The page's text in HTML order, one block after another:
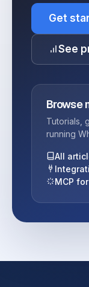
Get
See
Browse
Tutorials,
running
All
MCP